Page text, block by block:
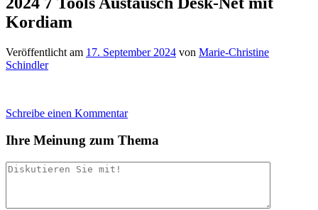
Kordiam
Veröffentlicht am 17. September 2024 von Marie-Christine
Schindler
Schreibe einen Kommentar
Ihre Meinung zum Thema